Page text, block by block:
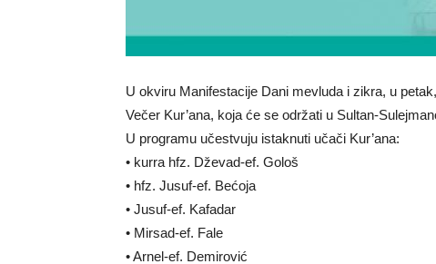
U okviru Manifestacije Dani mevluda i zikra, u
Večer Kur’ana, koja će se održati u Sultan-
U programu učestvuju istaknuti učači Kur’ana:
• kurra hfz. Dževad-ef. Gološ
• hfz. Jusuf-ef. Bećoja
• Jusuf-ef. Kafadar
• Mirsad-ef. Fale
• Arnel-ef. Demirović